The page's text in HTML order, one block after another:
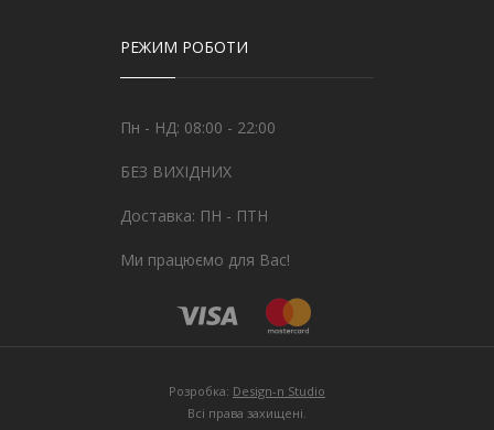
РЕЖИМ РОБОТИ
Пн - НД: 08:00 - 22:00
БЕЗ ВИХІДНИХ
Доставка: ПН - ПТН
Ми працюємо для Вас!
Розробка: Design-n Studio
Всі права захищені.